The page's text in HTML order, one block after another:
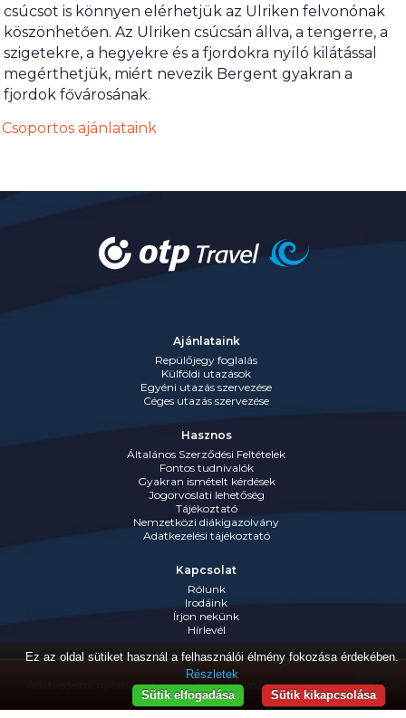
csúcsot is könnyen elérhetjük az Ulriken felvonónak
köszönhetően. Az Ulriken csúcsán állva, a tengerre, a
szigetekre, a hegyekre és a fjordokra nyíló kilátással
megérthetjük, miért nevezik Bergent gyakran a
fjordok fővárosának.
Csoportos ajánlataink
Ajánlataink
Repülőjegy foglalás
Külföldi utazások
Egyéni utazás szervezése
Céges utazás szervezése
Hasznos
Általános Szerződési Feltételek
Fontos tudnivalók
Gyakran ismételt kérdések
Jogorvoslati lehetőség
Tájékoztató
Nemzetközi diákigazolvány
Adatkezelési tájékoztató
Kapcsolat
Rólunk
Irodáink
Írjon nekünk
Hírlevél
Adatvédelmi nyilatkozat Jognyilatkozat Impresszum
Ez az oldal sütiket használ a felhasználói élmény fokozása érdekében.
Részletek
Sütik kikapcsolása
Sütik elfogadása